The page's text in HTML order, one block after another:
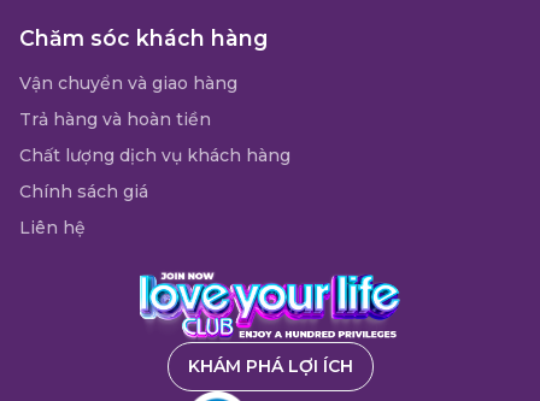
Chăm sóc khách hàng
Vận chuyển và giao hàng
Trả hàng và hoàn tiền
Chất lượng dịch vụ khách hàng
Chính sách giá
Liên hệ
KHÁM PHÁ LỢI ÍCH